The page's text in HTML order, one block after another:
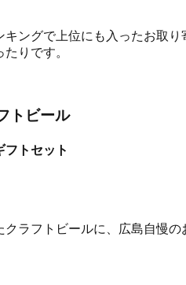
ングで上位にも入ったお取
りです。
トビール
フトセット
ラフトビールに、広島自慢